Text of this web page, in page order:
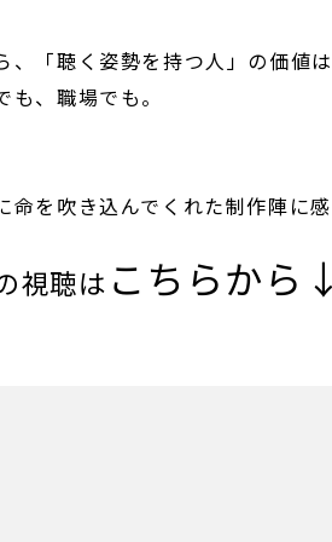
、「聴く姿勢を持つ人」の価値
も、職場でも。
命を吹き込んでくれた制作陣に感
視聴は こちらから↓